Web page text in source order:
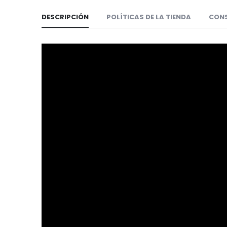
DESCRIPCIÓN POLÍTICAS DE LA TIENDA